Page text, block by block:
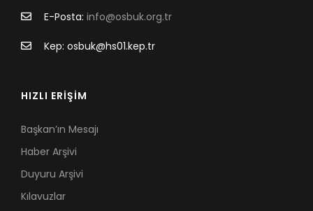
E-Posta: info@osbuk.org.tr
Kep: osbuk@hs01.kep.tr
HIZLI ERİŞİM
Başkan’ın Mesajı
Haber Arşivi
Duyuru Arşivi
Kılavuzlar